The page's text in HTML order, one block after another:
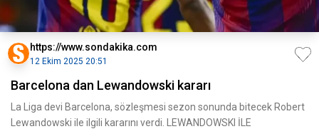
https://www.sondakika.com
12 Ekim 2025 20:51
Barcelona dan Lewandowski kararı
La Liga devi Barcelona, sözleşmesi sezon sonunda bitecek Robert
Lewandowski ile ilgili kararını verdi. LEWANDOWSKI İLE